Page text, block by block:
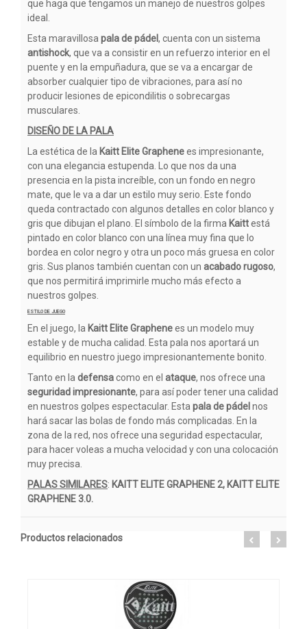
que haga que tengamos un manejo de nuestros golpes
ideal.
Esta maravillosa pala de pádel, cuenta con un sistema
antishock, que va a consistir en un refuerzo interior en el
puente y en la empuñadura, que se va a encargar de
absorber cualquier tipo de vibraciones, para así no
producir lesiones de epicondilitis o sobrecargas
musculares.
DISEÑO DE LA PALA
La estética de la Kaitt Elite Graphenees impresionante,
con una elegancia estupenda. Lo que nos da una
presencia en la pista increíble, con un fondo en negro
mate, que le va a dar un estilo muy serio. Este fondo
queda contractado con algunos detalles en color blanco y
gris que dibujan el plano. El símbolo de la firma Kaittestá
pintado en color blanco con una línea muy fina que lo
bordea en color negro y otra un poco más gruesa en color
gris. Sus planos también cuentan con un acabado rugoso,
que nos permitirá imprimirle mucho más efecto a
nuestros golpes.
ESTILO DE JUEGO
En el juego, la Kaitt Elite Graphenees un modelo muy
estable y de mucha calidad. Esta pala nos aportará un
equilibrio en nuestro juego impresionantemente bonito.
Tanto en la defensacomo en el ataque, nos ofrece una
seguridad impresionante, para así poder tener una calidad
en nuestros golpes espectacular. Esta pala de pádelnos
hará sacar las bolas de fondo más complicadas. En la
zona de la red, nos ofrece una seguridad espectacular,
para hacer voleas a mucha velocidad y con una colocación
muy precisa.
PALAS SIMILARES: KAITT ELITE GRAPHENE 2, KAITT ELITE
GRAPHENE 3.0.
Productos relacionados